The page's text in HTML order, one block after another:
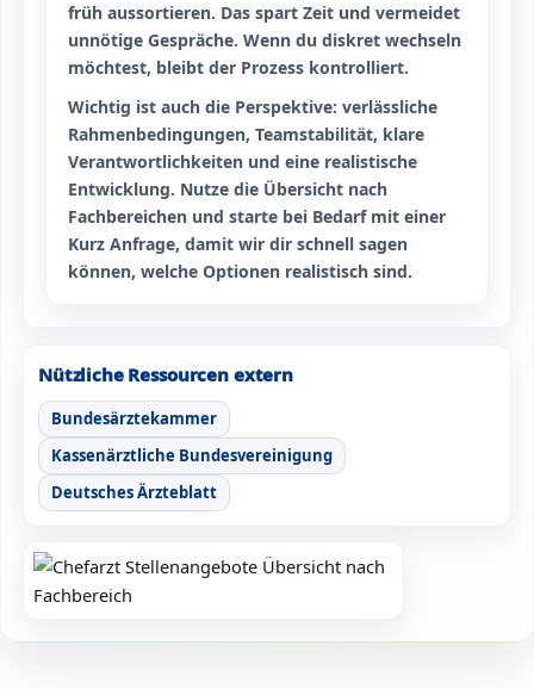
früh aussortieren. Das spart Zeit und vermeidet
unnötige Gespräche. Wenn du diskret wechseln
möchtest, bleibt der Prozess kontrolliert.
Wichtig ist auch die Perspektive: verlässliche
Rahmenbedingungen, Teamstabilität, klare
Verantwortlichkeiten und eine realistische
Entwicklung. Nutze die Übersicht nach
Fachbereichen und starte bei Bedarf mit einer
Kurz Anfrage, damit wir dir schnell sagen
können, welche Optionen realistisch sind.
Nützliche Ressourcen extern
Bundesärztekammer
Kassenärztliche Bundesvereinigung
Deutsches Ärzteblatt